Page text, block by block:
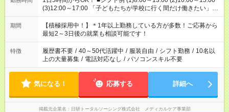
(3)12:00～17:00 「子どもたちが学校に行く間だけ働きたい」
「余裕を持って夕飯の準備がしたい」 「午前中は働いて、午後
はプライベートの時間にしたい」 など、ご希望を教えてくださ
いね。 ※Wワーク希望の方へ 今ご覧のお仕事で希望する勤務時
間と、もう1つのお仕事の勤務時間。 合計で週40時間を超える
場合は応募できません。
期間
【積極採用中！】＊1年以上勤務している方が多数！ご応募から
最短2～3日後の就業も相談可能です！
特徴 履歴書不要 / 40～50代活躍中 / 服装自由 / シフト勤務 / 10名以
上の大量募集 / 電話対応なし / パソコンスキル不要
気になる！ 応募する 詳細へ
掲載元企業名 日研トータルソーシング株式会社 メディカルケア事業部